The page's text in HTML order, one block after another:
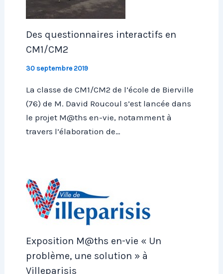
Des questionnaires interactifs en
CM1/CM2
30 septembre 2019
La classe de CM1/CM2 de l’école de Bierville
(76) de M. David Roucoul s’est lancée dans
le projet M@ths en-vie, notamment à
travers l’élaboration de…
Exposition M@ths en-vie « Un
problème, une solution » à
Villeparisis